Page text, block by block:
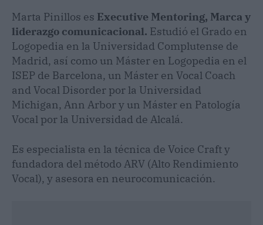
Marta Pinillos es Executive Mentoring, Marca y
liderazgo comunicacional. Estudió el Grado en
Logopedia en la Universidad Complutense de
Madrid, así como un Máster en Logopedia en el
ISEP de Barcelona, un Máster en Vocal Coach
and Vocal Disorder por la Universidad
Michigan, Ann Arbor y un Máster en Patología
Vocal por la Universidad de Alcalá.
Es especialista en la técnica de Voice Craft y
fundadora del método ARV (Alto Rendimiento
Vocal), y asesora en neurocomunicación.